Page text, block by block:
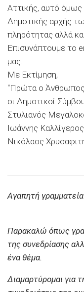
Αττικής, αυτό όμως
Δημοτικής αρχής
πληρότητας αλλά
Επισυνάπτουμε το
μας.
Με Εκτίμηση,
“Πρώτα ο
οι Δημοτικοί
Στυλιανός
Ιωάννης
Νικόλαος
Αγαπητή
Παρακαλώ όπως
της συνεδρίασης
ένα θέμα.
Διαμαρτύρομαι για